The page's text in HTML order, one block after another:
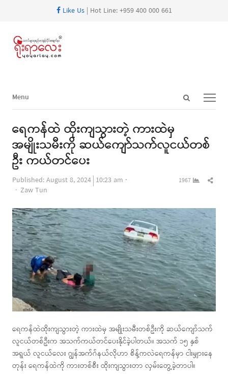
Like Us| Hot Line: +959 400 000 661
Open
Menu
Menu
ရေကန်ထဲ ထိုးကျသွားတဲ့ ကားထဲမှ
အမျိုးသမီးကို ဆယ်ကျော်သက်လူငယ်တစ်
ဦး ကယ်တင်ပေး
Published:August 8, 2024 10:23 am
Author
Zaw Tun
1967
ရေကန်ထဲထိုးကျသွားတဲ့ ကားထဲမှ အမျိုးသမီးတစ်ဦးကို ဆယ်ကျော်သက်
လူငယ်တစ်ဦးက အသက်ကယ်တင်ပေးနိုင်ခဲ့ပါတယ်။ အသက် ၁၅ နှစ်
အရွယ် လူငယ်လေး ဂျွန်အက်ဂ်နယ်လိုဟာ စိန့်ကလဲရေကန်မှာ ငါးမျှားနေ
တုန်း ရေကန်ထဲကို ကားတစ်စီး ထိုးကျသွားတာ လှမ်းတွေ့ခဲ့တာပါ။